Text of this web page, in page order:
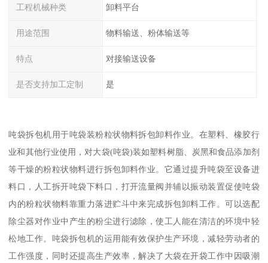
工程机械种类 卸料平台
用途范围 物料输送、粉体输送等
特点 对接输送设备
是否支持加工定制 是
吨袋拆包机用于吨袋装粉粒状物料拆包卸料作业。在塑料、橡胶行
业和其他行业使用，对大袋(吨袋)装如塑料树脂、炭黑和食品添加剂
等干燥的粉粒状物料进行拆包卸料作业。它通过提升吨袋至设备进
料口，人工拆开吨袋下料口，打开流量阀并辅以振动装置促使吨袋
内的粉粒状物料靠重力落进贮斗中来完成拆包卸料工作。可以选配
除尘器对作业中产生的粉尘进行滤除，使工人能在清洁的环境中轻
松地工作。吨袋拆包机的运用能有效保护生产环境，减轻劳动者的
工作强度，同时还提高生产效率，解决了大袋在开袋工作中因吸潮